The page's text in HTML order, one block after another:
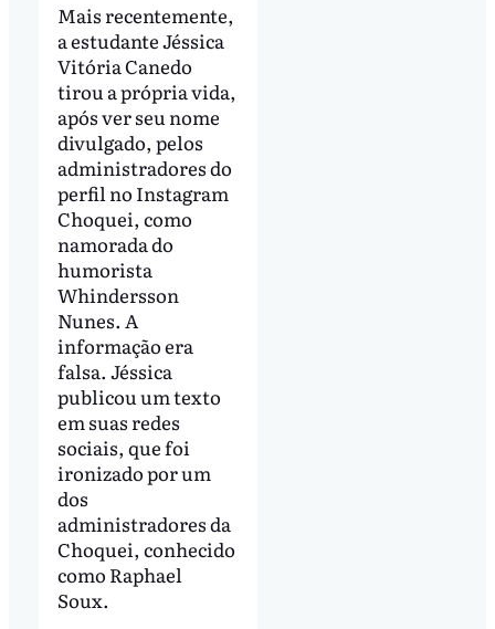
Mais recentemente,
a estudante Jéssica
Vitória Canedo
tirou a própria vida,
após ver seu nome
divulgado, pelos
administradores do
perfil no Instagram
Choquei, como
namorada do
humorista
Whindersson
Nunes. A
informação era
falsa. Jéssica
publicou um texto
em suas redes
sociais, que foi
ironizado por um
dos
administradores da
Choquei, conhecido
como Raphael
Soux.